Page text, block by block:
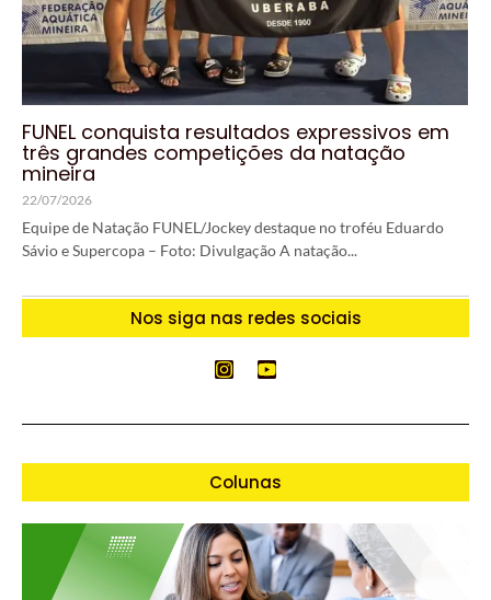
FUNEL conquista resultados expressivos em
três grandes competições da natação
mineira
22/07/2026
Equipe de Natação FUNEL/Jockey destaque no troféu Eduardo
Sávio e Supercopa – Foto: Divulgação A natação...
Nos siga nas redes sociais
Colunas